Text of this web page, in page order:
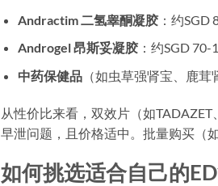
Andractim 二氢睾酮凝胶：约SGD
Androgel 昂斯妥凝胶：约SGD 70-
中药保健品（如虫草强肾宝、鹿茸
从性价比来看，双效片（如
早泄问题，且价格适中。批量购买（
如何挑选适合自己的